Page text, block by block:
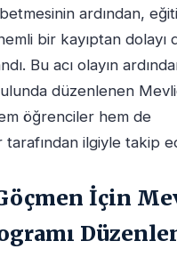
ardından,
bir kayıptan dolayı
Bu acı olayın
düzenlenen
öğrenciler hem de
ilgiyle takip
İçin